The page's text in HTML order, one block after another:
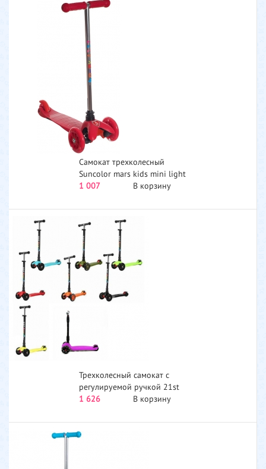
Самокат трехколесный
Suncolor mars kids mini light
красный...
1 007 В корзину
Трехколесный самокат с
регулируемой ручкой 21st
Scooter RO203M...
1 626 В корзину